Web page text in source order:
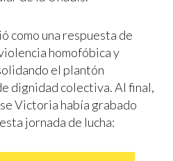
como una respuesta de
homofóbica y
el plantón
dignidad colectiva. Al final,
Victoria había grabado
jornada de lucha: